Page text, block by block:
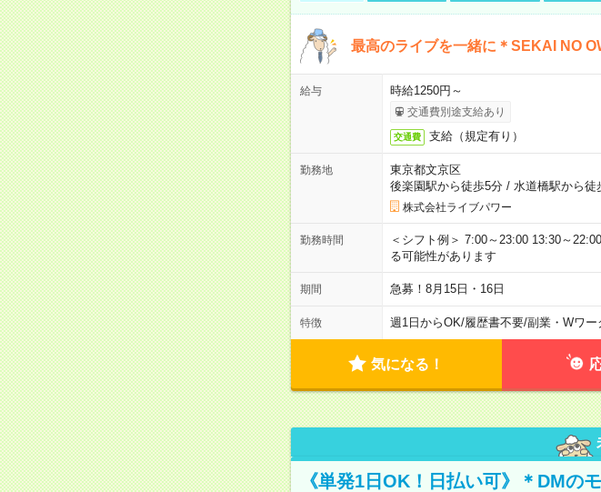
最高のライブを一緒に＊SEKAI NO
給与 時給1250円～
交通費別途支給あり
交通費 支給（規定有り）
勤務地
東京都文京区
後楽園駅から徒歩5分/ 水道橋駅から徒
株式会社ライブパワー
勤務時間
＜シフト例＞ 7:00～23:00 13:30～
る可能性があります
期間 急募！8月15日・16日
特徴 週1日からOK/履歴書不要/副業・Wワー
気になる！
《単発1日OK！日払い可》＊DMの